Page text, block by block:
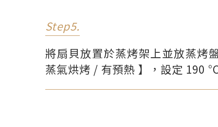
Step5.
將扇貝放置於蒸烤架上並放蒸烤
蒸氣烘烤 / 有預熱 】，設定 190